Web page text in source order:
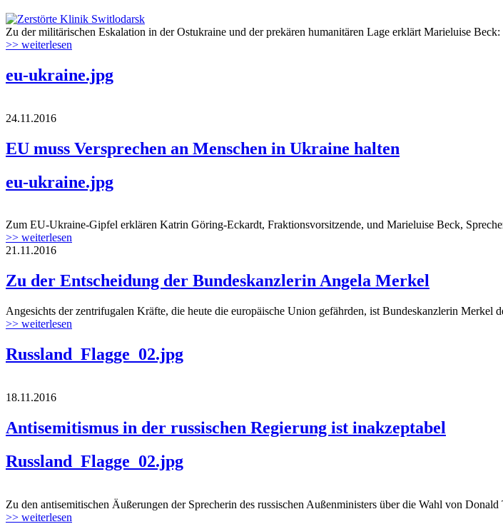
Zu der militärischen Eskalation in der Ostukraine und der prekären humanitären Lage erklärt Marieluise Beck:
>> weiterlesen
eu-ukraine.jpg
24.11.2016
EU muss Versprechen an Menschen in Ukraine halten
eu-ukraine.jpg
Zum EU-Ukraine-Gipfel erklären Katrin Göring-Eckardt, Fraktionsvorsitzende, und Marieluise Beck,
>> weiterlesen
21.11.2016
Zu der Entscheidung der Bundeskanzlerin Angela Merkel
Angesichts der zentrifugalen Kräfte, die heute die europäische Union gefährden, ist Bundeskanzlerin Merkel
>> weiterlesen
Russland_Flagge_02.jpg
18.11.2016
Antisemitismus in der russischen Regierung ist inakzeptabel
Russland_Flagge_02.jpg
Zu den antisemitischen Äußerungen der Sprecherin des russischen Außenministers über die Wahl von
>> weiterlesen